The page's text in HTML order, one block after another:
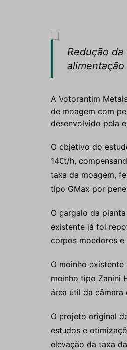
Redução
A Votorantim
de moagem com
desenvolvido pela
O objetivo do
140t/h,
taxa da moagem,
tipo GMax por
O gargalo da
existente já foi
corpos moedores
O moinho
moinho tipo Zanini
área útil da câmara
O projeto original
estudos e
elevação da taxa